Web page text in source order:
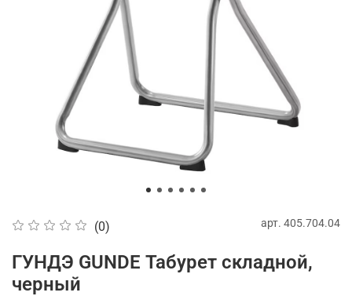
(0) арт. 405.704.04
ГУНДЭ GUNDE Табурет складной,
черный